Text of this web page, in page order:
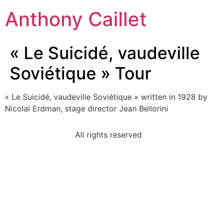
Anthony Caillet
« Le Suicidé, vaudeville
Soviétique » Tour
« Le Suicidé, vaudeville Soviétique » written in 1928 by
Nicolaï Erdman, stage director Jean Bellorini
All rights reserved